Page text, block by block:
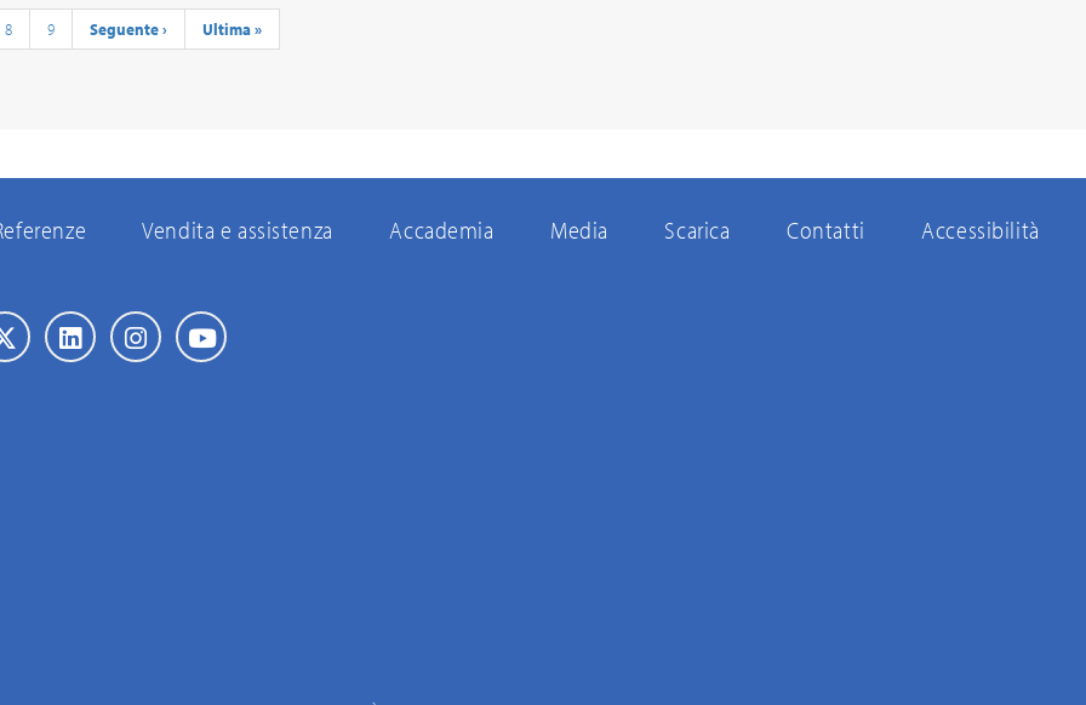
Pagina
8 Pagina
9
Pagina
successiva
Seguente ›
Ultima
pagina
Ultima »
Vendita e assistenza Accademia Media Scarica Contatti Accessibilità